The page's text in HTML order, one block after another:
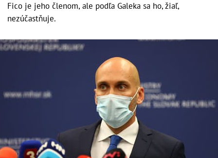
Fico je jeho členom, ale podľa Galeka sa ho, žiaľ,
nezúčastňuje.